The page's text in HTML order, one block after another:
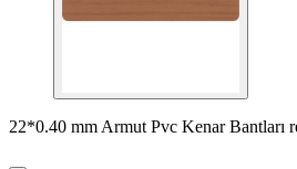
22*0.40 mm Armut Pvc Kenar Bantları